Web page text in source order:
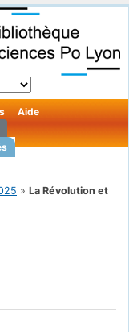
Aide
» La Révolution et